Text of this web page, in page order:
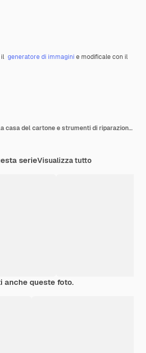
il generatore di immagini e modificale con il
Disposizione della casa del cartone e strumenti di riparazione con lo spazio della copia
serieVisualizza tutto
anche queste foto.